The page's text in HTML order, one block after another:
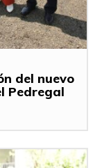
del nuevo
Pedregal